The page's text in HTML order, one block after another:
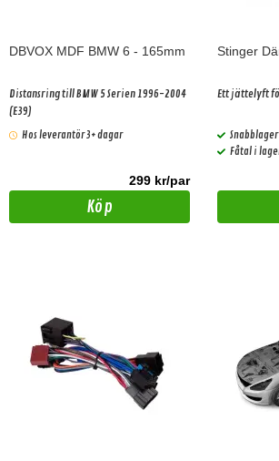
DBVOX MDF BMW 6 - 165mm
Distansring till BMW 5 Serien 1996-2004
(E39)
Hos leverantör 3+ dagar
299 kr/par
Köp
Stinger
Ett jättelyft
Fåtal i